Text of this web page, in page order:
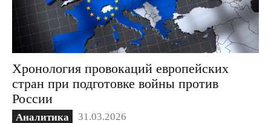
Хронология провокаций европейских
стран при подготовке войны против
России
Аналитика 31.03.2026